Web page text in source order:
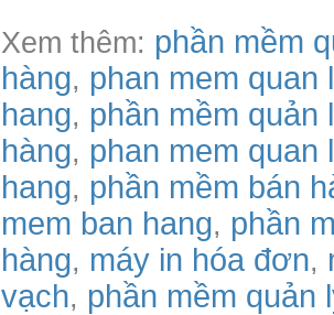
Xem thêm: phần mềm
hàng, phan mem quan
hang, phần mềm quản
hàng, phan mem quan
hang, phần mềm bán
mem ban hang, phần
hàng, máy in hóa đơn,
vạch, phần mềm quản